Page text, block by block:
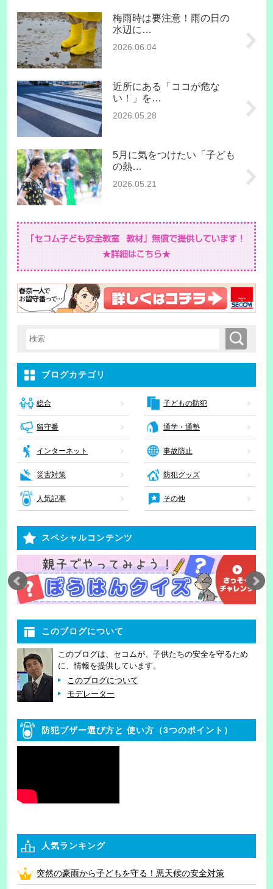
梅雨時は要注意！雨の日の
水辺に…
2026.06.04
近所にある「ココが危な
い！」を…
2026.05.28
5月に気をつけたい「子ども
の熱…
2026.05.21
検索キーワード入力 検索
ブログカテゴリ
総合 子どもの防犯
留守番 通学・通塾
インターネット 事故防止
災害対策 防犯グッズ
人気記事 その他
スペシャルコンテンツ
このブログについて
このブログは、セコムが、子供たちの安全を守るため
に、情報を提供しています。
このブログについて
モデレーター
防犯ブザー選び方と 使い方（3つのポイント）
人気ランキング
突然の豪雨から子どもを守る！悪天候の安全対策